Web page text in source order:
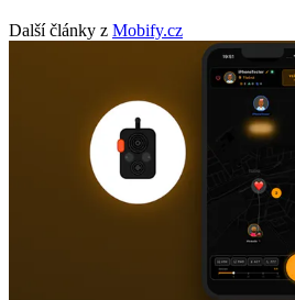
Další články z Mobify.cz